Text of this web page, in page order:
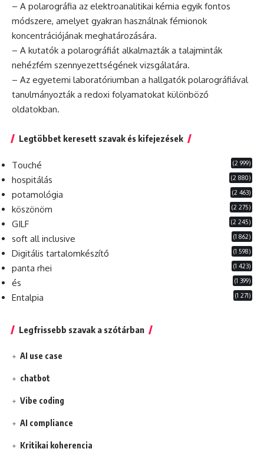
– A polarográfia az elektroanalitikai kémia egyik fontos
módszere, amelyet gyakran használnak fémionok
koncentrációjának meghatározására.
– A kutatók a polarográfiát alkalmazták a talajminták
nehézfém szennyezettségének vizsgálatára.
– Az egyetemi laboratóriumban a hallgatók polarográfiával
tanulmányozták a redoxi folyamatokat különböző
oldatokban.
Legtöbbet keresett szavak és kifejezések
Touché (2 999)
hospitálás (2 880)
potamológia (2 463)
köszönöm (2 275)
GILF (2 245)
soft all inclusive (1 862)
Digitális tartalomkészítő (1 598)
panta rhei (1 423)
és (1 399)
Entalpia (1 271)
Legfrissebb szavak a szótárban
AI use case
chatbot
Vibe coding
AI compliance
Kritikai koherencia